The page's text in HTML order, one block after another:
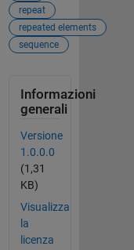
repeat
repeated elements
sequence
Informazioni
generali
Versione
1.0.0.0
(1,31
KB)
Visualizza
la
licenza